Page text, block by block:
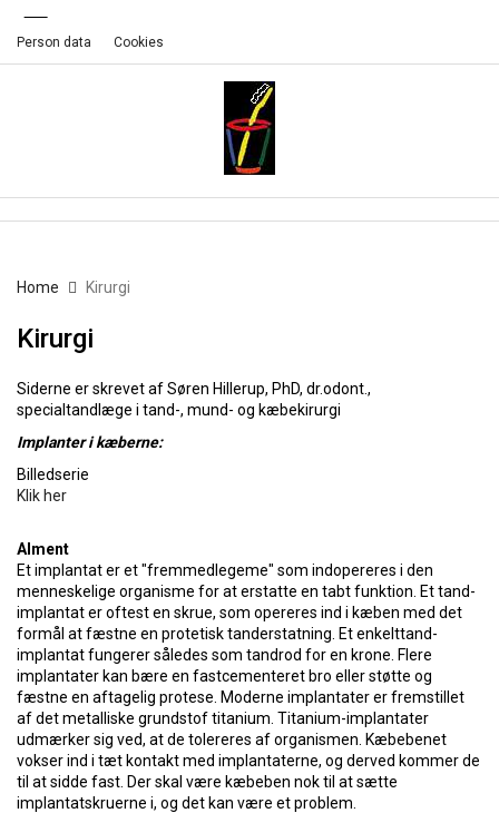
Person data Cookies
Home Kirurgi
Kirurgi
Siderne er skrevet af Søren Hillerup, PhD, dr.odont.,
specialtandlæge i tand-, mund- og kæbekirurgi
Implanter i kæberne:
Billedserie
Klik her
Alment
Et implantat er et "fremmedlegeme" som indopereres i den
menneskelige organisme for at erstatte en tabt funktion. Et tand-
implantat er oftest en skrue, som opereres ind i kæben med det
formål at fæstne en protetisk tanderstatning. Et enkelttand-
implantat fungerer således som tandrod for en krone. Flere
implantater kan bære en fastcementeret bro eller støtte og
fæstne en aftagelig protese. Moderne implantater er fremstillet
af det metalliske grundstof titanium. Titanium-implantater
udmærker sig ved, at de tolereres af organismen. Kæbebenet
vokser ind i tæt kontakt med implantaterne, og derved kommer de
til at sidde fast. Der skal være kæbeben nok til at sætte
implantatskruerne i, og det kan være et problem.